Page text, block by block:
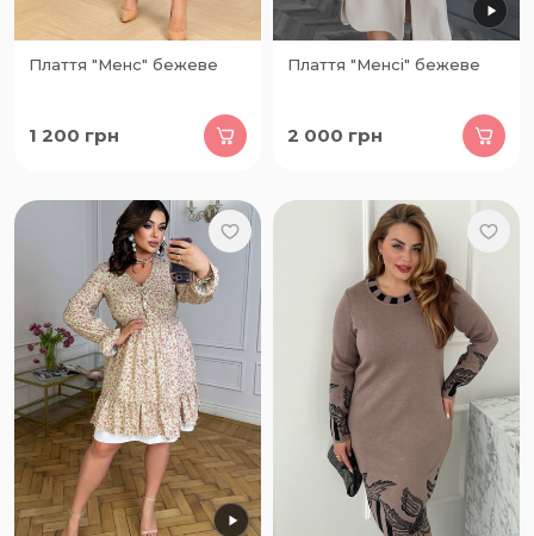
Плаття "Менс" бежеве
1 200 грн
Плаття "Менсі" бежеве
2 000 грн